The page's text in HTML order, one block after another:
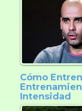
Cómo
Intensidad